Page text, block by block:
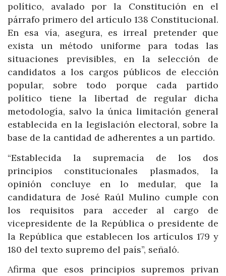
político, avalado por la Constitución en el
párrafo primero del artículo 138 Constitucional.
En esa vía, asegura, es irreal pretender que
exista un método uniforme para todas las
situaciones previsibles, en la selección de
candidatos a los cargos públicos de elección
popular, sobre todo porque cada partido
político tiene la libertad de regular dicha
metodología, salvo la única limitación general
establecida en la legislación electoral, sobre la
base de la cantidad de adherentes a un partido.
“Establecida la supremacía de los dos
principios constitucionales plasmados, la
opinión concluye en lo medular, que la
candidatura de José Raúl Mulino cumple con
los requisitos para acceder al cargo de
vicepresidente de la República o presidente de
la República que establecen los artículos 179 y
180 del texto supremo del país”, señaló.
Afirma que esos principios supremos privan